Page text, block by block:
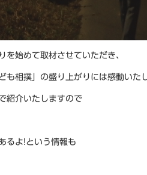
を始めて取材させていただき、
も相撲」の盛り上がりには感動いた
紹介いたしますので
るよ!という情報も